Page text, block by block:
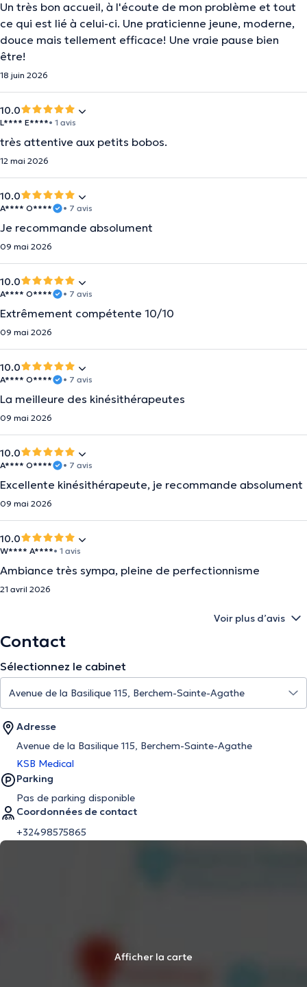
Un très bon accueil, à l'écoute de mon problème et tout
ce qui est lié à celui-ci. Une praticienne jeune, moderne,
douce mais tellement efficace! Une vraie pause bien
être!
18 juin 2026
10.0
L**** E****• 1 avis
très attentive aux petits bobos.
12 mai 2026
10.0
A**** O**** • 7 avis
Je recommande absolument
09 mai 2026
10.0
A**** O**** • 7 avis
Extrêmement compétente 10/10
09 mai 2026
10.0
A**** O**** • 7 avis
La meilleure des kinésithérapeutes
09 mai 2026
10.0
A**** O**** • 7 avis
Excellente kinésithérapeute, je recommande absolument
09 mai 2026
10.0
W**** A****• 1 avis
Ambiance très sympa, pleine de perfectionnisme
21 avril 2026
Voir plus d’avis
Contact
Sélectionnez le cabinet
Adresse
Avenue de la Basilique 115, Berchem-Sainte-Agathe
KSB Medical
Parking
Pas de parking disponible
Coordonnées de contact
+32498575865
Afficher la carte